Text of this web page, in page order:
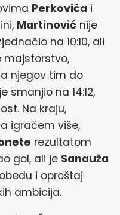
Perkovića i
Martinović nije
na 10:10, ali
majstorstvo,
njegov tim do
je smanjio na 14:12,
Na kraju,
igračem više,
rezultatom
gol, ali je Sanauža
i oproštaj
ambicija.